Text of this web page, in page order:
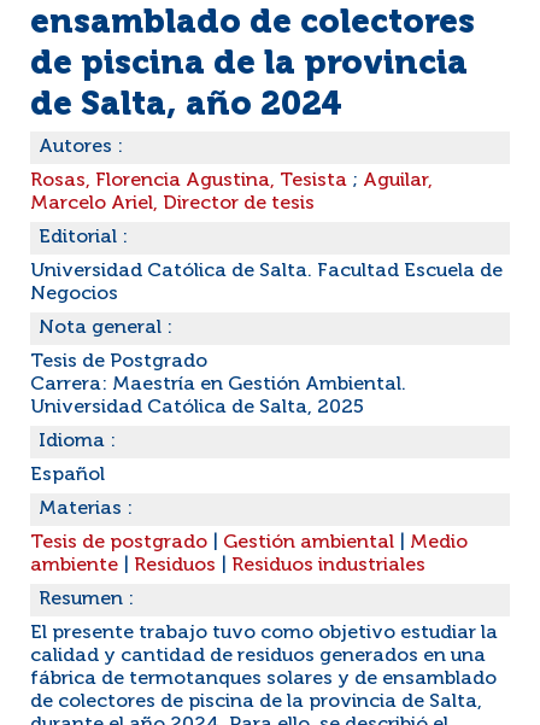
ensamblado de colectores
de piscina de la provincia
de Salta, año 2024
Autores :
Rosas, Florencia Agustina, Tesista ; Aguilar,
Marcelo Ariel, Director de tesis
Editorial :
Universidad Católica de Salta. Facultad Escuela de
Negocios
Nota general :
Tesis de Postgrado
Carrera: Maestría en Gestión Ambiental.
Universidad Católica de Salta, 2025
Idioma :
Español
Materias :
Tesis de postgrado
Gestión ambiental
Medio
ambiente
Residuos
Residuos industriales
Resumen :
El presente trabajo tuvo como objetivo estudiar la
calidad y cantidad de residuos generados en una
fábrica de termotanques solares y de ensamblado
de colectores de piscina de la provincia de Salta,